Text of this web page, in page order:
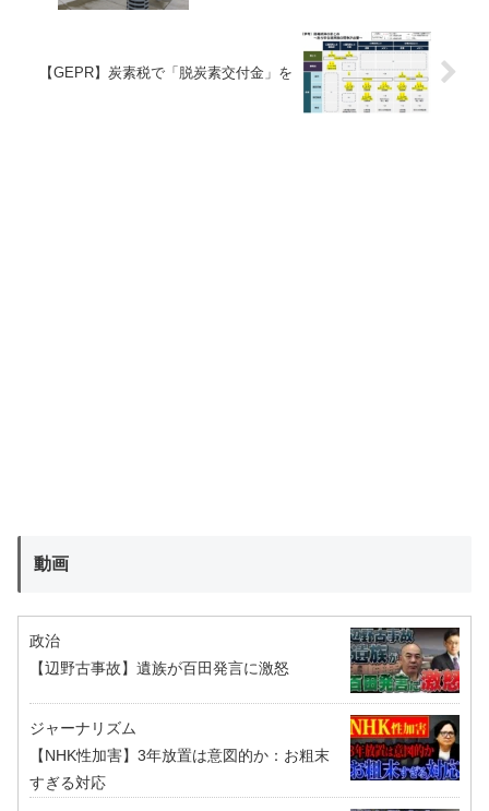
【GEPR】炭素税で「脱炭素交付金」を
動画
政治
【辺野古事故】遺族が百田発言に激怒
ジャーナリズム
【NHK性加害】3年放置は意図的か：お粗末
すぎる対応